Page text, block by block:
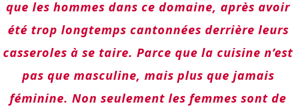
que les hommes dans ce domaine, après avoir
été trop longtemps cantonnées derrière leurs
casseroles à se taire. Parce que la cuisine n’est
pas que masculine, mais plus que jamais
féminine. Non seulement les femmes sont de